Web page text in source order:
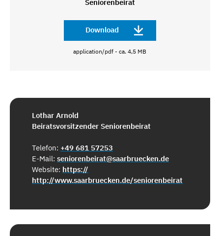
Seniorenbeirat
Download
application/pdf - ca. 4,5 MB
Lothar Arnold
Beiratsvorsitzender Seniorenbeirat
Telefon: +49 681 57253
E-Mail: seniorenbeirat@saarbruecken.de
Website: https://
http://www.saarbruecken.de/seniorenbeirat